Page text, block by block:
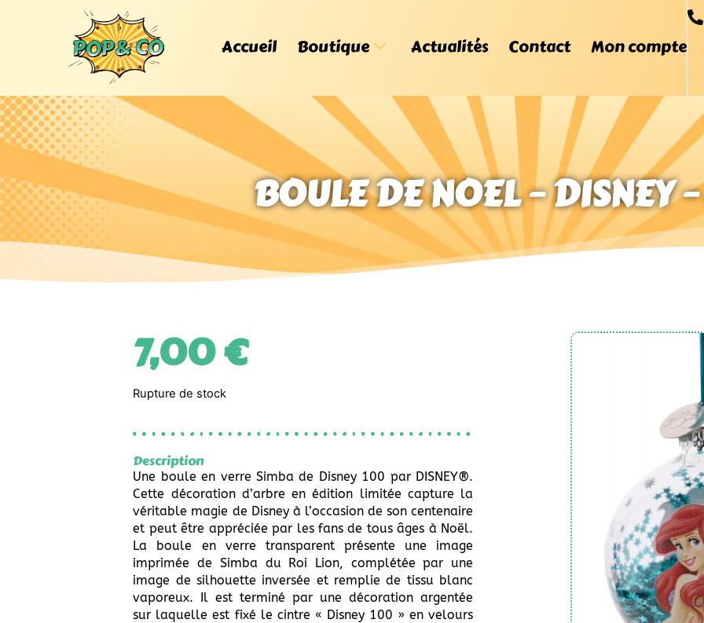
Accueil Boutique Actualités Contact Mon compte
BOULE DE NOEL – DISNEY
7,00€
Rupture de stock
Description
Une boule en verre Simba de Disney 100 par DISNEY®.
Cette décoration d’arbre en édition limitée capture la
véritable magie de Disney à l’occasion de son centenaire
et peut être appréciée par les fans de tous âges à Noël.
La boule en verre transparent présente une image
imprimée de Simba du Roi Lion, complétée par une
image de silhouette inversée et remplie de tissu blanc
vaporeux. Il est terminé par une décoration argentée
sur laquelle est fixé le cintre « Disney 100 » en velours